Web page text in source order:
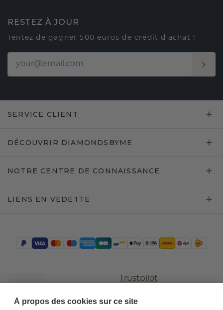
RESTEZ À JOUR
Tentez de gagner 500 euros de crédit d'achat !
SERVICE CLIENT
DÉCOUVRIR DIAMONDSBYME
NOTRE CENTRE DE CONNAISSANCE
LIENS EN VEDETTE
Trustpilot
À propos des cookies sur ce site